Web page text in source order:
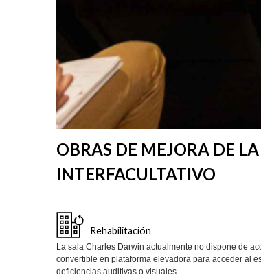
OBRAS DE MEJORA DE
INTERFACULTATIVO
Rehabilitación
La sala Charles Darwin actualmente no dispone de
convertible en plataforma elevadora para acceder al
deficiencias auditivas o visuales.